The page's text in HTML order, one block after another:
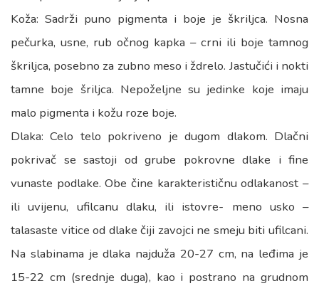
Koža: Sadrži puno pigmenta i boje je škriljca. Nosna
pečurka, usne, rub očnog kapka – crni ili boje tamnog
škriljca, posebno za zubno meso i ždrelo. Jastučići i nokti
tamne boje šriljca. Nepoželjne su jedinke koje imaju
malo pigmenta i kožu roze boje.
Dlaka: Celo telo pokriveno je dugom dlakom. Dlačni
pokrivač se sastoji od grube pokrovne dlake i fine
vunaste podlake. Obe čine karakterističnu odlakanost –
ili uvijenu, ufilcanu dlaku, ili istovre- meno usko –
talasaste vitice od dlake čiji zavojci ne smeju biti ufilcani.
Na slabinama je dlaka najduža 20-27 cm, na leđima je
15-22 cm (srednje duga), kao i postrano na grudnom